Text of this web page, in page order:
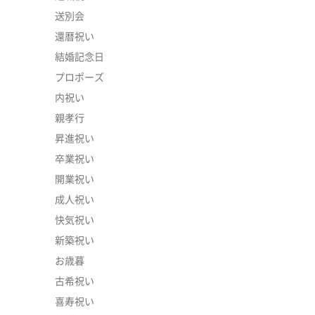
送別会
還暦祝い
結婚記念日
プロポーズ
内祝い
親孝行
昇進祝い
卒業祝い
開業祝い
成人祝い
快気祝い
新築祝い
お歳暮
古希祝い
喜寿祝い